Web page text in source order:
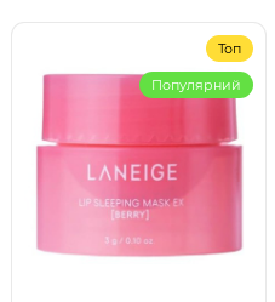
Топ
Популярний